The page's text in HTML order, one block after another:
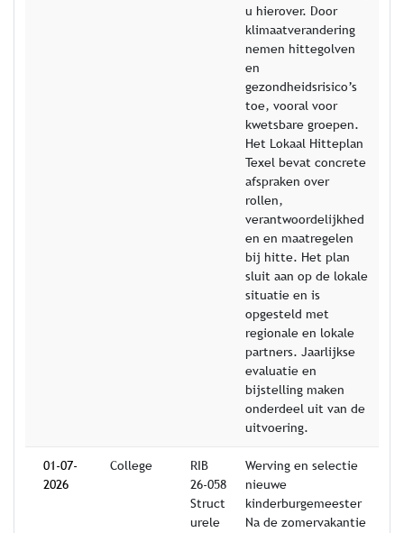
u hierover. Door
klimaatverandering
nemen hittegolven
en
gezondheidsrisico’s
toe, vooral voor
kwetsbare groepen.
Het Lokaal Hitteplan
Texel bevat concrete
afspraken over
rollen,
verantwoordelijkhed
en en maatregelen
bij hitte. Het plan
sluit aan op de lokale
situatie en is
opgesteld met
regionale en lokale
partners. Jaarlijkse
evaluatie en
bijstelling maken
onderdeel uit van de
uitvoering.
01-07-
2026
College
RIB
26-058
Struct
urele
Werving en selectie
nieuwe
kinderburgemeester
Na de zomervakantie